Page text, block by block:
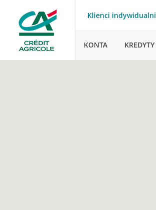
Klienci indywidualni
KONTA KREDYTY